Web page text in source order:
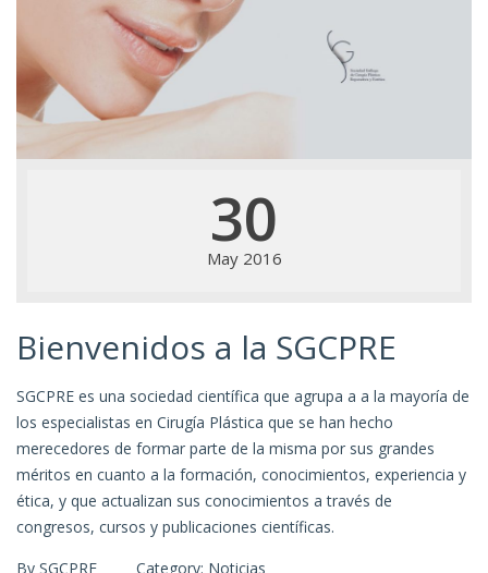
30
May 2016
Bienvenidos a la SGCPRE
SGCPRE es una sociedad científica que agrupa a a la mayoría de
los especialistas en Cirugía Plástica que se han hecho
merecedores de formar parte de la misma por sus grandes
méritos en cuanto a la formación, conocimientos, experiencia y
ética, y que actualizan sus conocimientos a través de
congresos, cursos y publicaciones científicas.
By SGCPRE Category: Noticias